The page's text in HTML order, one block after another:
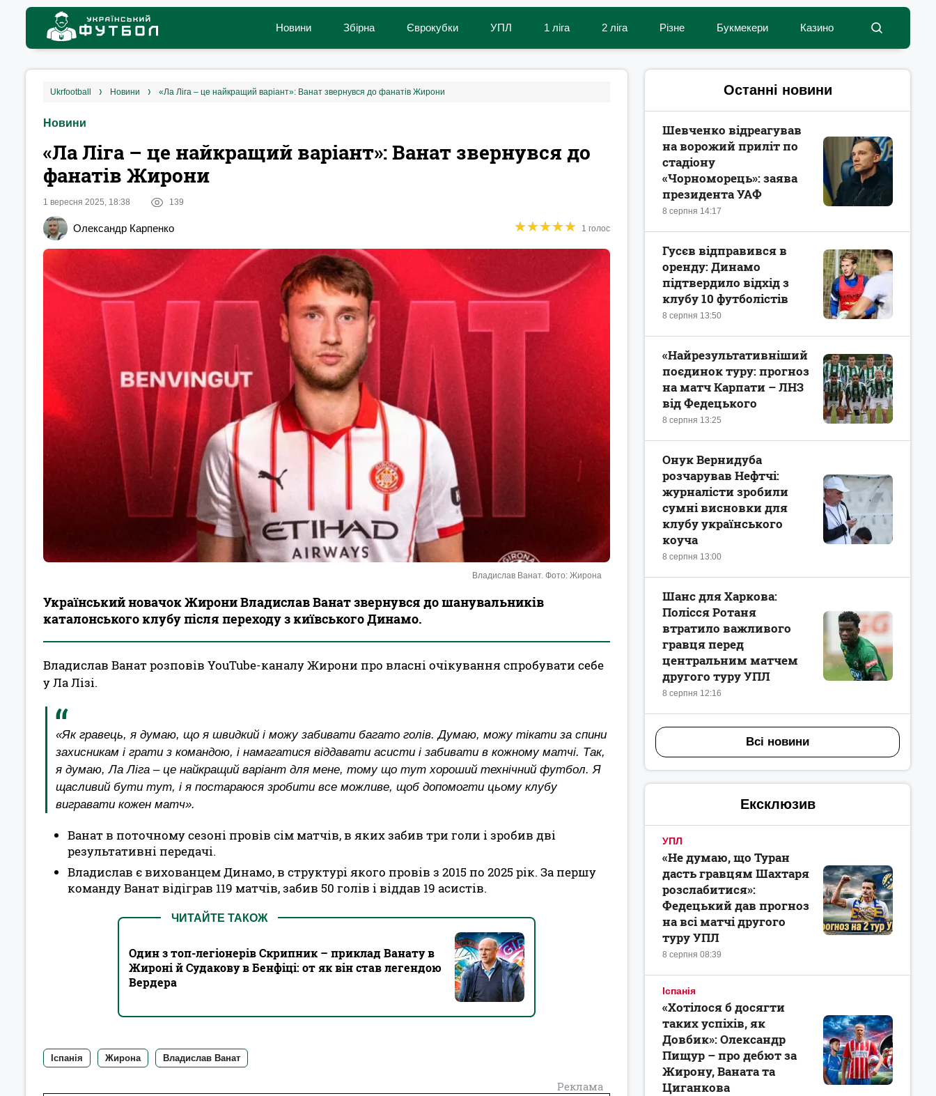
Новини Збірна Єврокубки УПЛ 1 ліга 2 ліга Різне Букмекери Казино
ukrfootball новини «Ла Ліга – це найкращий варіант»: Ванат звернувся до фанатів Жирони
Новини
«Ла Ліга – це найкращий варіант»: Ванат звернувся до
фанатів Жирони
1 вересня 2025, 18:38 139
Олександр Карпенко ★★★★★
★★★★★ 1 голос
Владислав Ванат. Фото: Жирона
Український новачок Жирони Владислав Ванат звернувся до шанувальників
каталонського клубу після переходу з київського Динамо.
Владислав Ванат розповів YouTube-каналу Жирони про власні очікування спробувати себе
у Ла Лізі.
«Як гравець, я думаю, що я швидкий і можу забивати багато голів. Думаю, можу тікати за спини
захисникам і грати з командою, і намагатися віддавати асисти і забивати в кожному матчі. Так,
я думаю, Ла Ліга – це найкращий варіант для мене, тому що тут хороший технічний футбол. Я
щасливий бути тут, і я постараюся зробити все можливе, щоб допомогти цьому клубу
вигравати кожен матч».
Ванат в поточному сезоні провів сім матчів, в яких забив три голи і зробив дві
результативні передачі.
Владислав є вихованцем Динамо, в структурі якого провів з 2015 по 2025 рік. За першу
команду Ванат відіграв 119 матчів, забив 50 голів і віддав 19 асистів.
ЧИТАЙТЕ ТАКОЖ
Один з топ-легіонерів Скрипник – приклад Ванату в
Жироні й Судакову в Бенфіці: от як він став легендою
Вердера
Іспанія Жирона Владислав Ванат
Реклама
Останні новини
8 серпня 14:17
Шевченко відреагував
на ворожий приліт по
стадіону
«Чорноморець»: заява
президента УАФ
8 серпня 13:50
Гусєв відправився в
оренду: Динамо
підтвердило відхід з
клубу 10 футболістів
8 серпня 13:25
«Найрезультативніший
поєдинок туру: прогноз
на матч Карпати – ЛНЗ
від Федецького
8 серпня 13:00
Онук Вернидуба
розчарував Нефтчі:
журналісти зробили
сумні висновки для
клубу українського
коуча
8 серпня 12:16
Шанс для Харкова:
Полісся Ротаня
втратило важливого
гравця перед
центральним матчем
другого туру УПЛ
Всі новини
Ексклюзив
УПЛ
8 серпня 08:39
«Не думаю, що Туран
дасть гравцям Шахтаря
розслабитися»:
Федецький дав прогноз
на всі матчі другого
туру УПЛ
Іспанія
«Хотілося б досягти
таких успіхів, як
Довбик»: Олександр
Пищур – про дебют за
Жирону, Ваната та
Циганкова